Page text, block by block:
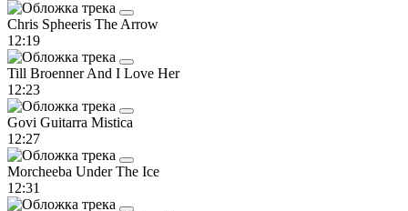
Chris Spheeris The Arrow
12:19
Till BroennerAnd I Love Her
12:23
Govi Guitarra Mistica
12:27
Morcheeba Under The Ice
12:31